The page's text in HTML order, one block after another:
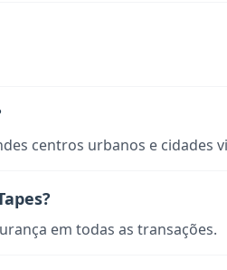
centros urbanos e cidades
em todas as transações.